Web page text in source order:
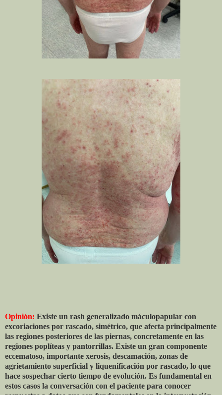
Opinión: Existe un rash generalizado máculopapular con
excoriaciones por rascado, simétrico, que afecta principalmente
las regiones posteriores de las piernas, concretamente en las
regiones poplíteas y pantorrillas. Existe un gran componente
eccematoso, importante xerosis, descamación, zonas de
agrietamiento superficial y liquenificación por rascado, lo que
hace sospechar cierto tiempo de evolución. Es fundamental en
estos casos la conversación con el paciente para conocer